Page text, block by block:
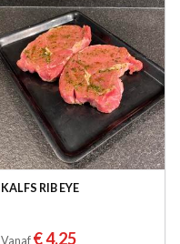
KALFS RIB EYE
Vanaf € 4,25